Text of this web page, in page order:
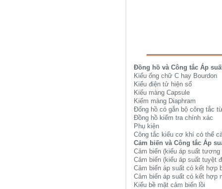
Đồng hồ và Công tắc Áp
Kiểu ống chữ C hay Bourdon
Kiểu điện tử hiện số
Kiểu màng Capsule
Kiểm màng Diaphram
Đống hồ có gắn bộ công tắc
Đồng hồ kiểm tra chính xác
Phụ kiện
Công tắc kiểu cơ khí có thể
Cảm biến và Công tắc Áp
Cảm biến (kiểu áp suất tương
Cảm biến (kiểu áp suất tuyệt
Cảm biến áp suất có kết hợp
Cảm biến áp suất có kết hợp
Kiểu bề mặt cảm biến lồi